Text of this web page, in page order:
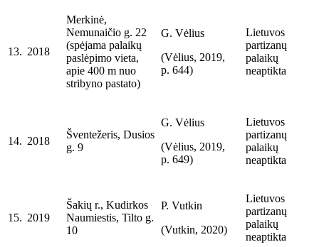
13. 2018
Merkinė,
Nemunaičio g. 22
(spėjama palaikų
paslėpimo vieta,
apie 400 m nuo
stribyno pastato)
G. Vėlius
(Vėlius, 2019,
p. 644)
Lietuvos
partizanų
palaikų
neaptikta
14. 2018
Šventežeris, Dusios
g. 9
G. Vėlius
(Vėlius, 2019,
p. 649)
Lietuvos
partizanų
palaikų
neaptikta
15. 2019
Šakių r., Kudirkos
Naumiestis, Tilto g.
10
P. Vutkin
(Vutkin, 2020)
Lietuvos
partizanų
palaikų
neaptikta